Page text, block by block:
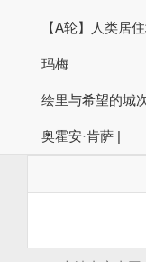
【A轮】人类居
玛梅
绘里与希望的城
奥霍安·肯萨 |